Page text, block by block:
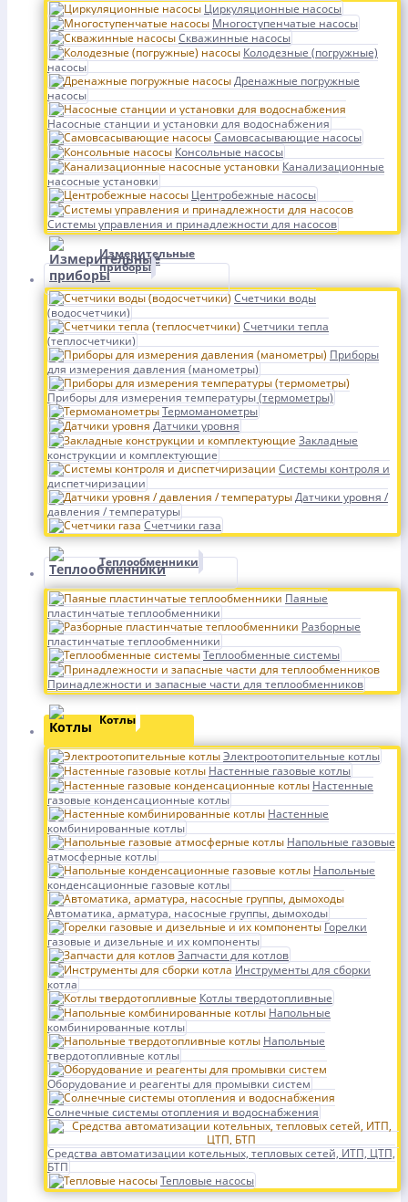
Циркуляционные насосы
Многоступенчатые насосы
Скважинные насосы
Колодезные (погружные)
насосы
Дренажные погружные
насосы
Насосные станции и установки для водоснабжения
Самовсасывающие насосы
Консольные насосы
Канализационные
насосные установки
Центробежные насосы
Системы управления и принадлежности для насосов
Измерительные
приборы
Счетчики воды
(водосчетчики)
Счетчики тепла
(теплосчетчики)
Приборы
для измерения давления (манометры)
Приборы для измерения температуры (термометры)
Термоманометры
Датчики уровня
Закладные
конструкции и комплектующие
Системы контроля и
диспетчиризации
Датчики уровня /
давления / температуры
Счетчики газа
Теплообменники
Паяные
пластинчатые теплообменники
Разборные
пластинчатые теплообменники
Теплообменные системы
Принадлежности и запасные части для теплообменников
Котлы
Электроотопительные котлы
Настенные газовые котлы
Настенные
газовые конденсационные котлы
Настенные
комбинированные котлы
Напольные газовые
атмосферные котлы
Напольные
конденсационные газовые котлы
Автоматика, арматура, насосные группы, дымоходы
Горелки
газовые и дизельные и их компоненты
Запчасти для котлов
Инструменты для сборки
котла
Котлы твердотопливные
Напольные
комбинированные котлы
Напольные
твердотопливные котлы
Оборудование и реагенты для промывки систем
Солнечные системы отопления и водоснабжения
Средства автоматизации котельных, тепловых сетей, ИТП, ЦТП,
БТП
Тепловые насосы